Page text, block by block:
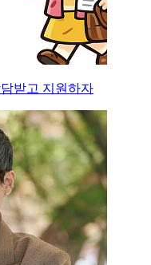
받고 지원하자